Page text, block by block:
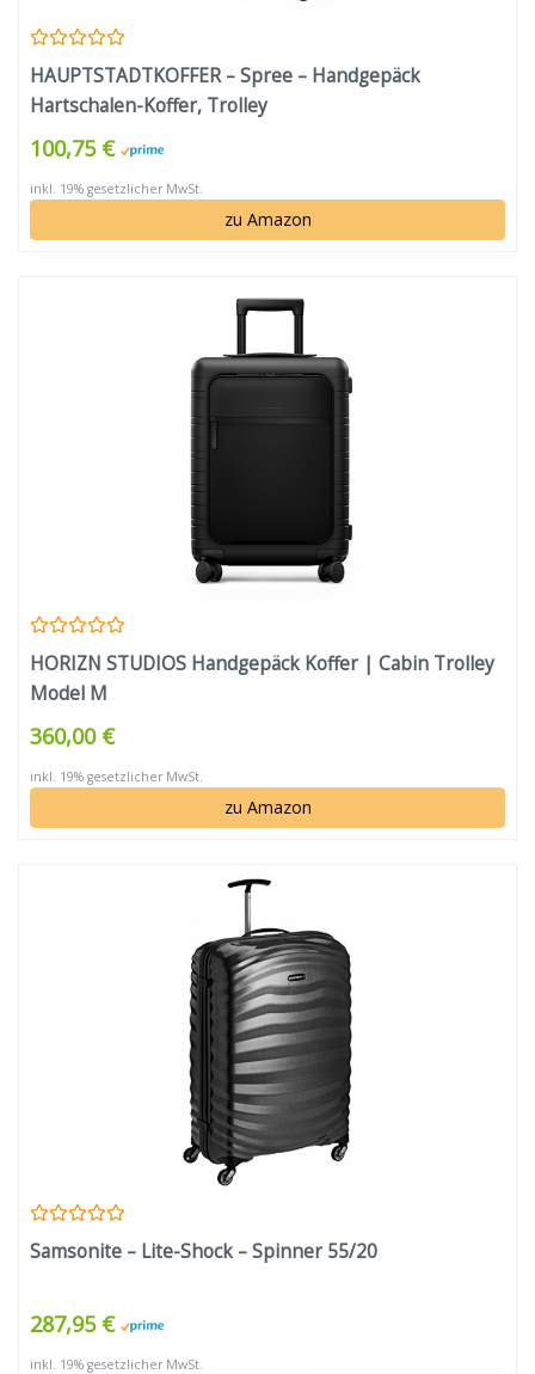
HAUPTSTADTKOFFER – Spree – Handgepäck
Hartschalen-Koffer, Trolley
100,75 €
inkl. 19% gesetzlicher MwSt.
zu Amazon
HORIZN STUDIOS Handgepäck Koffer | Cabin Trolley
Model M
360,00 €
inkl. 19% gesetzlicher MwSt.
zu Amazon
Samsonite – Lite-Shock – Spinner 55/20
287,95 €
inkl. 19% gesetzlicher MwSt.